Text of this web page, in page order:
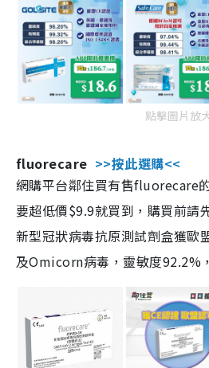
點擊圖片放
fluorecare >>按此選購<<
網購平台鄰住買有售fluorecare
要超低價$9.9就買到，購買前請
新型冠狀病毒抗原測試劑盒獲歐
及Omicorn病毒，靈敏度92.2%